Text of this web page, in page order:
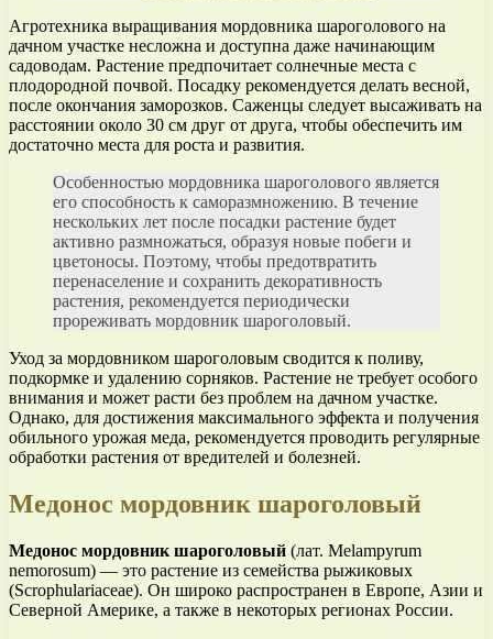
Агротехника выращивания мордовника шароголового на
дачном участке несложна и доступна даже начинающим
садоводам. Растение предпочитает солнечные места с
плодородной почвой. Посадку рекомендуется делать весной,
после окончания заморозков. Саженцы следует высаживать на
расстоянии около 30 см друг от друга, чтобы обеспечить им
достаточно места для роста и развития.
Особенностью мордовника шароголового является
его способность к саморазмножению. В течение
нескольких лет после посадки растение будет
активно размножаться, образуя новые побеги и
цветоносы. Поэтому, чтобы предотвратить
перенаселение и сохранить декоративность
растения, рекомендуется периодически
прореживать мордовник шароголовый.
Уход за мордовником шароголовым сводится к поливу,
подкормке и удалению сорняков. Растение не требует особого
внимания и может расти без проблем на дачном участке.
Однако, для достижения максимального эффекта и получения
обильного урожая меда, рекомендуется проводить регулярные
обработки растения от вредителей и болезней.
Медонос мордовник шароголовый
Медонос мордовник шароголовый (лат. Melampyrum
nemorosum) — это растение из семейства рыжиковых
(Scrophulariaceae). Он широко распространен в Европе, Азии и
Северной Америке, а также в некоторых регионах России.